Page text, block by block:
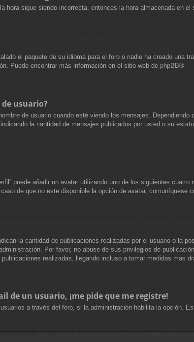
hora sigue siendo incorrecta, entonces la hora almacenada en
el paquete de su idioma para el foro o nadie ha creado una
Puede encontrar más información en el sitio web de phpBB®
usuario?
de usuario cuando esté viendo los mensajes.
la cantidad de mensajes publicados por usted o su
puede añadir un avatar utilizando uno de los siguientes
de que no este disponible la opción de avatar, comuníquese
la cantidad de publicaciones realizadas por el usuario o la
Por favor, no abuse de sus privilegios de
realizadas, llegando incluso a tomar medidas mas
de un usuario, ¡me pide que me registre!
a través del foro, si la administración habilita la opción.